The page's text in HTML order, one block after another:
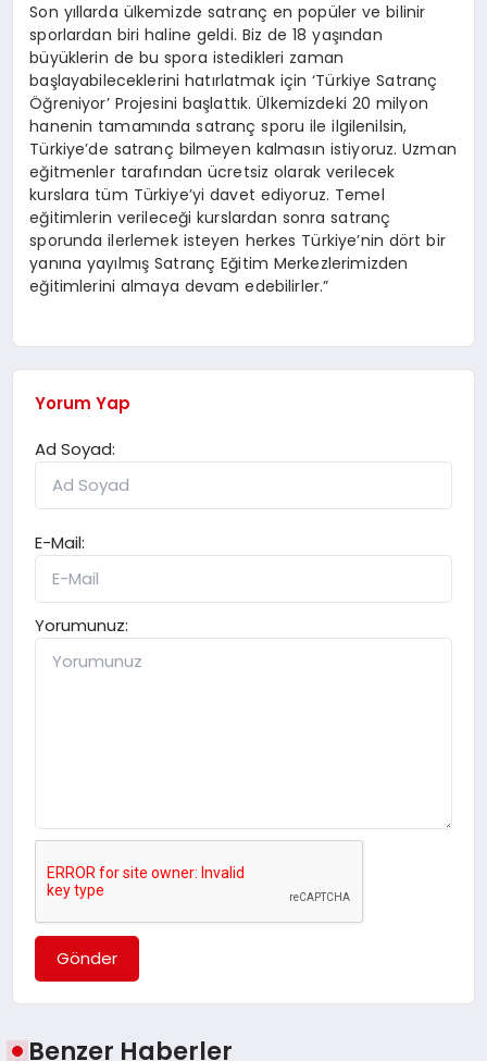
Son yıllarda ülkemizde satranç en popüler ve bilinir
sporlardan biri haline geldi. Biz de 18 yaşından
büyüklerin de bu spora istedikleri zaman
başlayabileceklerini hatırlatmak için ‘Türkiye Satranç
Öğreniyor’ Projesini başlattık. Ülkemizdeki 20 milyon
hanenin tamamında satranç sporu ile ilgilenilsin,
Türkiye’de satranç bilmeyen kalmasın istiyoruz. Uzman
eğitmenler tarafından ücretsiz olarak verilecek
kurslara tüm Türkiye’yi davet ediyoruz. Temel
eğitimlerin verileceği kurslardan sonra satranç
sporunda ilerlemek isteyen herkes Türkiye’nin dört bir
yanına yayılmış Satranç Eğitim Merkezlerimizden
eğitimlerini almaya devam edebilirler.”
Yorum Yap
Ad Soyad:
E-Mail:
Yorumunuz:
Gönder
Benzer Haberler